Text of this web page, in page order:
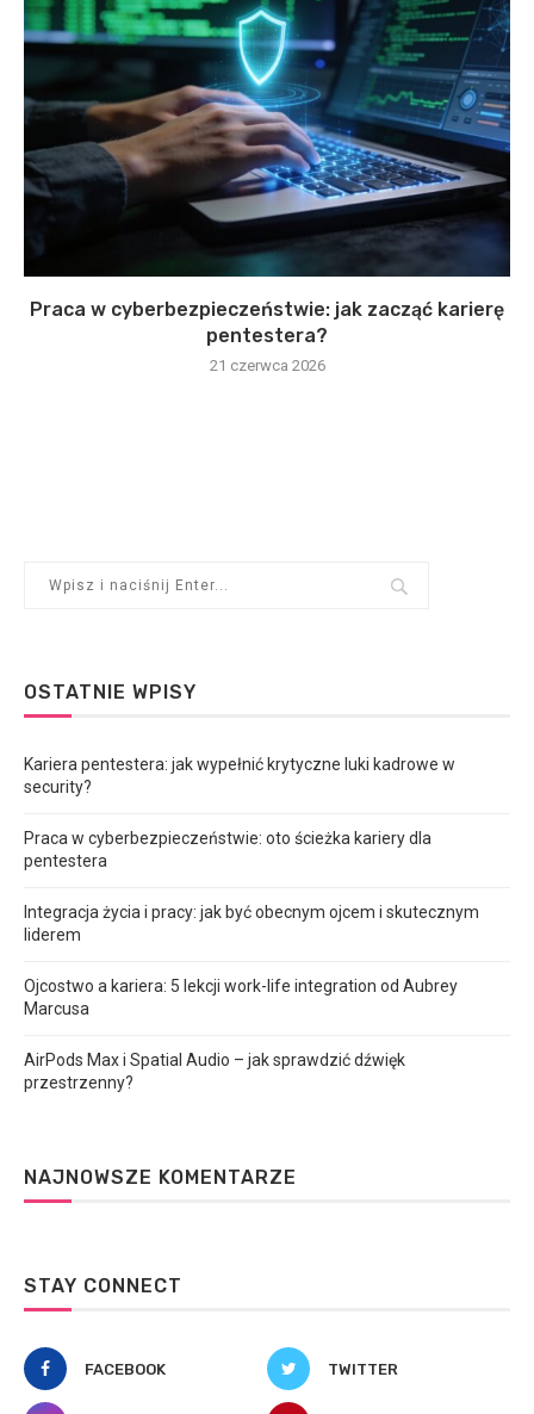
Praca w cyberbezpieczeństwie: jak zacząć karierę
pentestera?
21 czerwca 2026
OSTATNIE WPISY
Kariera pentestera: jak wypełnić krytyczne luki kadrowe w
security?
Praca w cyberbezpieczeństwie: oto ścieżka kariery dla
pentestera
Integracja życia i pracy: jak być obecnym ojcem i skutecznym
liderem
Ojcostwo a kariera: 5 lekcji work-life integration od Aubrey
Marcusa
AirPods Max i Spatial Audio – jak sprawdzić dźwięk
przestrzenny?
NAJNOWSZE KOMENTARZE
STAY CONNECT
FACEBOOK TWITTER